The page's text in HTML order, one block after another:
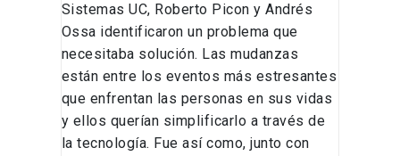
Sistemas UC, Roberto Picon y Andrés
Ossa identificaron un problema que
necesitaba solución. Las mudanzas
están entre los eventos más estresantes
que enfrentan las personas en sus vidas
y ellos querían simplificarlo a través de
la tecnología. Fue así como, junto con